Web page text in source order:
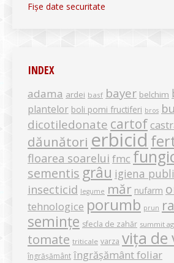
Fișe date securitate
INDEX
adama ardei basf bayer belchim
plantelor boli pomi fructiferi bros
dicotiledonate cartof
dăunători erbicid
floarea soarelui fmc
sementis grâu igiena
insecticid legume măr nufarm
tehnologice porumb prun
semințe sfecla de zahăr summit
tomate triticale varza vița de
îngrășământ îngrășământ foliar